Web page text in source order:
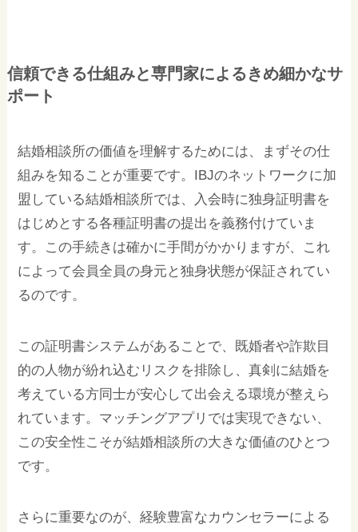
信頼できる仕組みと専門家によるきめ細かなサ
ポート
結婚相談所の価値を理解するためには、まずその仕
組みを知ることが重要です。IBJのネットワークに加
盟している結婚相談所では、入会時に独身証明書を
はじめとする各種証明書の提出を義務付けていま
す。この手続きは確かに手間がかかりますが、これ
によって会員全員の身元と独身状態が保証されてい
るのです。
この証明書システムがあることで、既婚者や詐欺目
的の人物が紛れ込むリスクを排除し、真剣に結婚を
考えている方同士が安心して出会える環境が整えら
れています。マッチングアプリでは実現できない、
この安全性こそが結婚相談所の大きな価値のひとつ
です。
さらに重要なのが、経験豊富なカウンセラーによる